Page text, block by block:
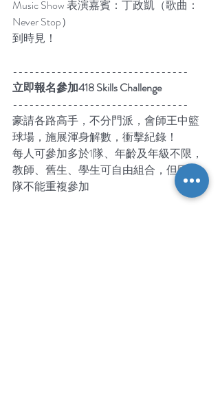
Music Show 表演嘉賓：丁政凱（歌曲：
Never Stop）
到時見！
--------------------------------
立即報名參加418 Skills Challenge
--------------------------------
豪請各路高手，不分門派，會師王中籃
球場，施展渾身解數，衝擊紀錄！
每人可參加多於1隊、年齡及年級不限，
教師、舊生、學生可自由組合，但同一
隊不能重複參加